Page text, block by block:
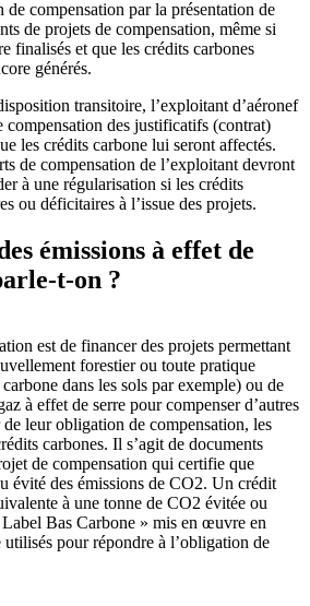
compensation par la présentation de
de projets de compensation, même si
finalisés et que les crédits carbones
générés.
transitoire, l’exploitant d’aéronef
des justificatifs (contrat)
les crédits carbone lui seront affectés.
de compensation de l’exploitant devront
à une régularisation si les crédits
ou déficitaires à l’issue des projets.
émissions à effet de
t-on ?
est de financer des projets permettant
forestier ou toute pratique
dans les sols par exemple) ou de
à effet de serre pour compenser d’autres
leur obligation de compensation, les
carbones. Il s’agit de documents
de compensation qui certifie que
évité des émissions de CO2. Un crédit
à une tonne de CO2 évitée ou
Bas Carbone » mis en œuvre en
pour répondre à l’obligation de